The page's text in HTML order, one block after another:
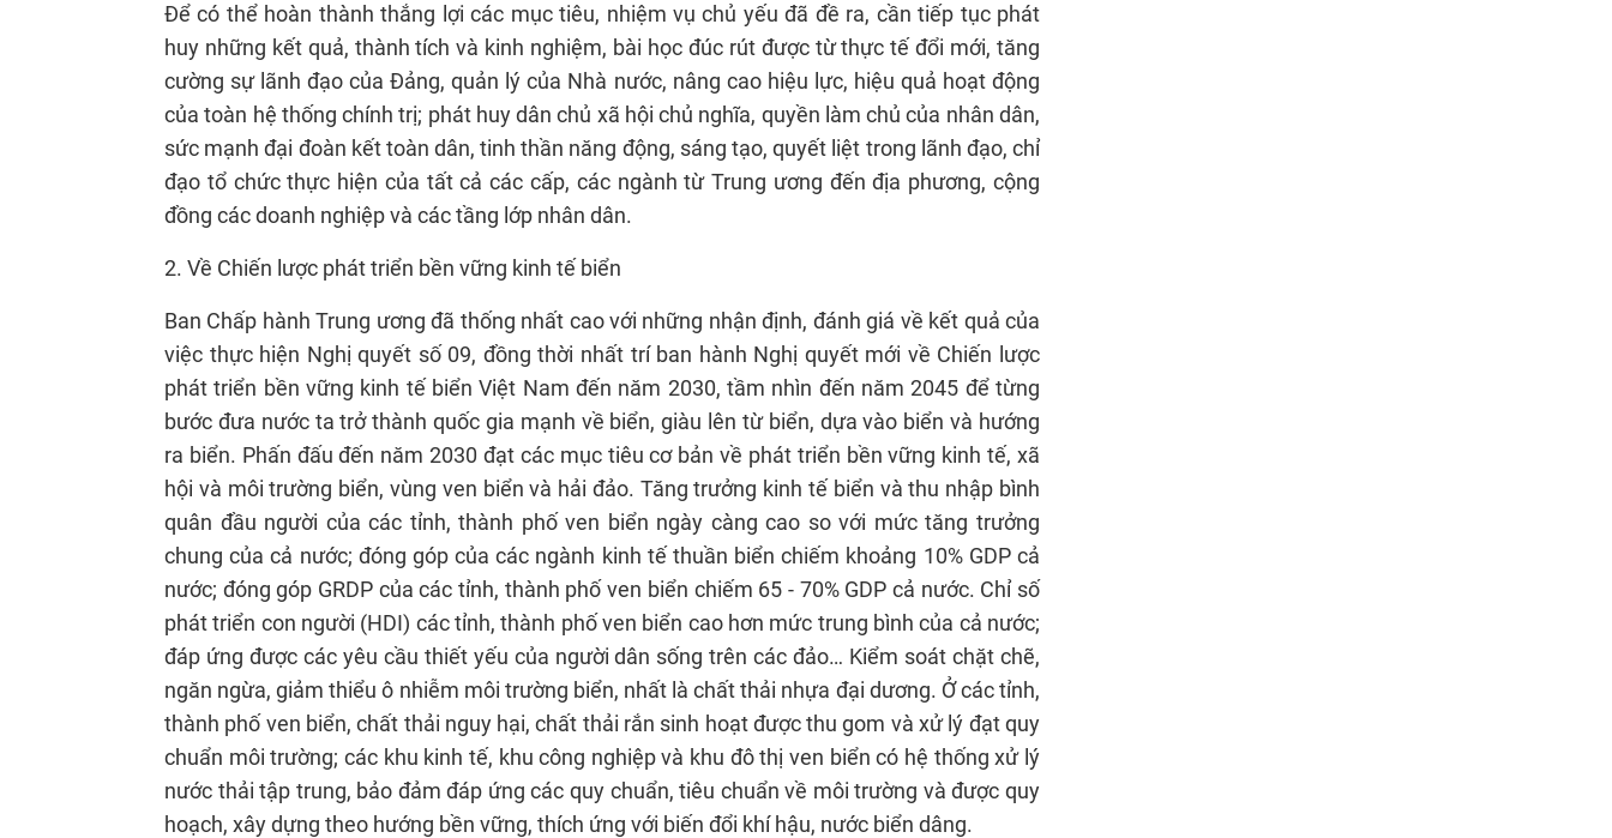
Để có thể hoàn thành thắng lợi các mục tiêu, nhiệm vụ chủ yếu đã đề ra, cần tiếp tục phát
huy những kết quả, thành tích và kinh nghiệm, bài học đúc rút được từ thực tế đổi mới, tăng
cường sự lãnh đạo của Đảng, quản lý của Nhà nước, nâng cao hiệu lực, hiệu quả hoạt động
của toàn hệ thống chính trị; phát huy dân chủ xã hội chủ nghĩa, quyền làm chủ của nhân dân,
sức mạnh đại đoàn kết toàn dân, tinh thần năng động, sáng tạo, quyết liệt trong lãnh đạo, chỉ
đạo tổ chức thực hiện của tất cả các cấp, các ngành từ Trung ương đến địa phương, cộng
đồng các doanh nghiệp và các tầng lớp nhân dân.
2. Về Chiến lược phát triển bền vững kinh tế biển
Ban Chấp hành Trung ương đã thống nhất cao với những nhận định, đánh giá về kết quả của
việc thực hiện Nghị quyết số 09, đồng thời nhất trí ban hành Nghị quyết mới về Chiến lược
phát triển bền vững kinh tế biển Việt Nam đến năm 2030, tầm nhìn đến năm 2045 để từng
bước đưa nước ta trở thành quốc gia mạnh về biển, giàu lên từ biển, dựa vào biển và hướng
ra biển. Phấn đấu đến năm 2030 đạt các mục tiêu cơ bản về phát triển bền vững kinh tế, xã
hội và môi trường biển, vùng ven biển và hải đảo. Tăng trưởng kinh tế biển và thu nhập bình
quân đầu người của các tỉnh, thành phố ven biển ngày càng cao so với mức tăng trưởng
chung của cả nước; đóng góp của các ngành kinh tế thuần biển chiếm khoảng 10% GDP cả
nước; đóng góp GRDP của các tỉnh, thành phố ven biển chiếm 65 - 70% GDP cả nước. Chỉ số
phát triển con người (HDI) các tỉnh, thành phố ven biển cao hơn mức trung bình của cả nước;
đáp ứng được các yêu cầu thiết yếu của người dân sống trên các đảo… Kiểm soát chặt chẽ,
ngăn ngừa, giảm thiểu ô nhiễm môi trường biển, nhất là chất thải nhựa đại dương. Ở các tỉnh,
thành phố ven biển, chất thải nguy hại, chất thải rắn sinh hoạt được thu gom và xử lý đạt quy
chuẩn môi trường; các khu kinh tế, khu công nghiệp và khu đô thị ven biển có hệ thống xử lý
nước thải tập trung, bảo đảm đáp ứng các quy chuẩn, tiêu chuẩn về môi trường và được quy
hoạch, xây dựng theo hướng bền vững, thích ứng với biến đổi khí hậu, nước biển dâng.